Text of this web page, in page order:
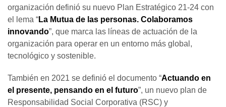
organización definió su nuevo Plan Estratégico 21-24 con
el lema “La Mutua de las personas. Colaboramos
innovando”, que marca las líneas de actuación de la
organización para operar en un entorno más global,
tecnológico y sostenible.
También en 2021 se definió el documento “Actuando en
el presente, pensando en el futuro”, un nuevo plan de
Responsabilidad Social Corporativa (RSC) y